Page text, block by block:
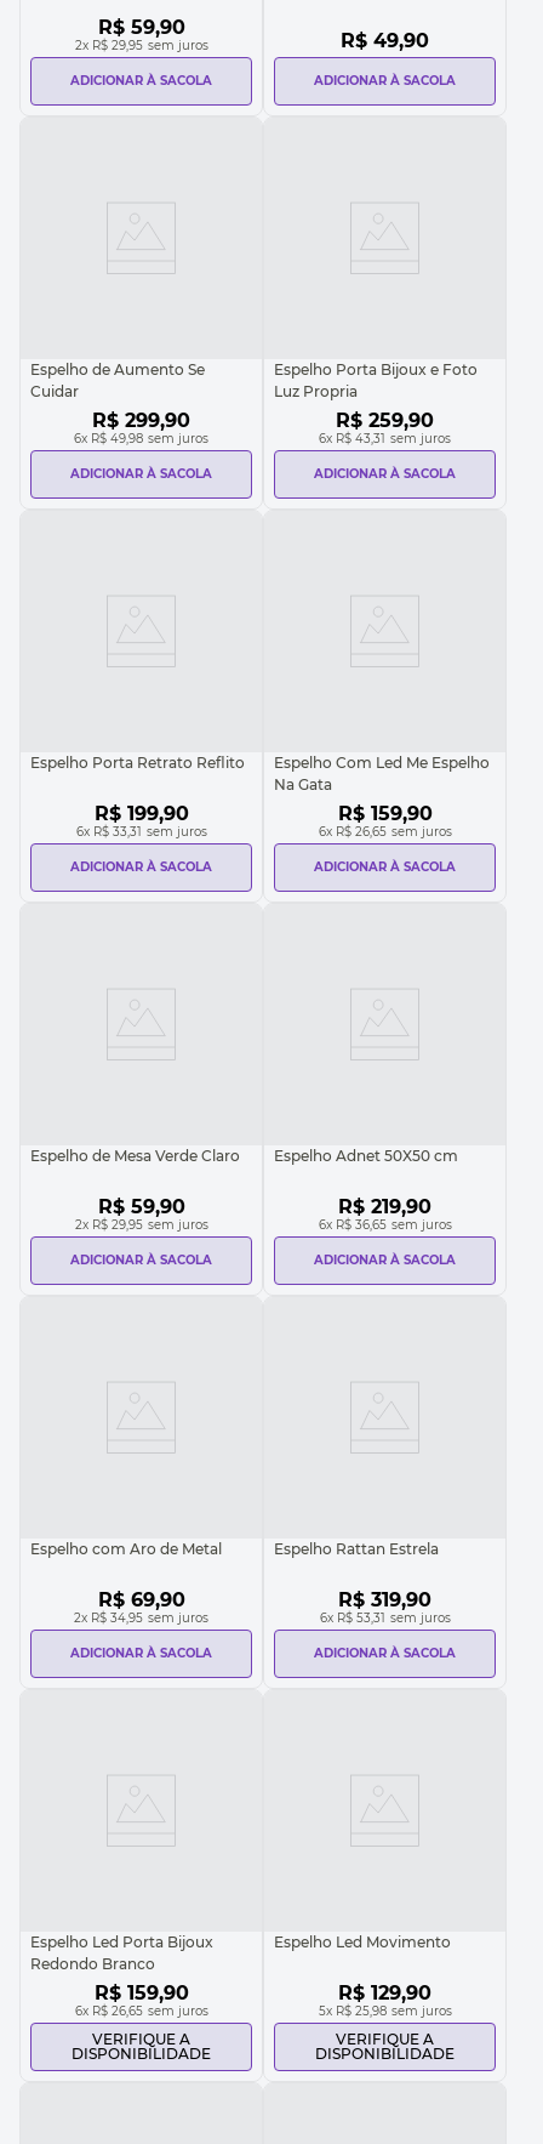
R$ 59,90
2x R$ 29,95 sem juros
ADICIONAR À SACOLA
R$ 49,90
ADICIONAR À SACOLA
Espelho de Aumento Se
Cuidar
R$ 299,90
6x R$ 49,98 sem juros
ADICIONAR À SACOLA
Espelho Porta Bijoux e Foto
Luz Propria
R$ 259,90
6x R$ 43,31 sem juros
ADICIONAR À SACOLA
Espelho Porta Retrato Reflito
R$ 199,90
6x R$ 33,31 sem juros
ADICIONAR À SACOLA
Espelho Com Led Me Espelho
Na Gata
R$ 159,90
6x R$ 26,65 sem juros
ADICIONAR À SACOLA
Espelho de Mesa Verde Claro
R$ 59,90
2x R$ 29,95 sem juros
ADICIONAR À SACOLA
Espelho Adnet 50X50 cm
R$ 219,90
6x R$ 36,65 sem juros
ADICIONAR À SACOLA
Espelho com Aro de Metal
R$ 69,90
2x R$ 34,95 sem juros
ADICIONAR À SACOLA
Espelho Rattan Estrela
R$ 319,90
6x R$ 53,31 sem juros
ADICIONAR À SACOLA
Espelho Led Porta Bijoux
Redondo Branco
R$ 159,90
6x R$ 26,65 sem juros
VERIFIQUE A
DISPONIBILIDADE
Espelho Led Movimento
R$ 129,90
5x R$ 25,98 sem juros
VERIFIQUE A
DISPONIBILIDADE